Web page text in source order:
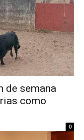
de semana
como
0